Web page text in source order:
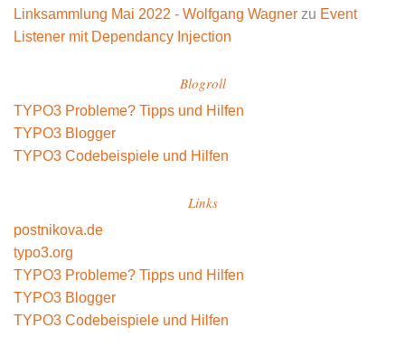
Linksammlung Mai 2022 - Wolfgang Wagner zu Event
Listener mit Dependancy Injection
Blogroll
TYPO3 Probleme? Tipps und Hilfen
TYPO3 Blogger
TYPO3 Codebeispiele und Hilfen
Links
postnikova.de
typo3.org
TYPO3 Probleme? Tipps und Hilfen
TYPO3 Blogger
TYPO3 Codebeispiele und Hilfen